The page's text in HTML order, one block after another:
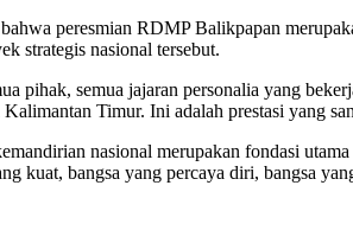
peresmian RDMP Balikpapan
strategis nasional tersebut.
pihak, semua jajaran personalia yang
Timur. Ini adalah prestasi yang
nasional merupakan fondasi
kuat, bangsa yang percaya diri, bangsa